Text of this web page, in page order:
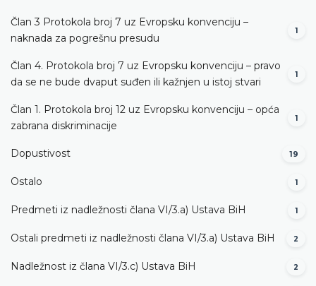
Član 3 Protokola broj 7 uz Evropsku konvenciju –
naknada za pogrešnu presudu
1
Član 4. Protokola broj 7 uz Evropsku konvenciju – pravo
da se ne bude dvaput suđen ili kažnjen u istoj stvari
1
Član 1. Protokola broj 12 uz Evropsku konvenciju – opća
zabrana diskriminacije
1
Dopustivost 19
Ostalo 1
Predmeti iz nadležnosti člana VI/3.а) Ustava BiH 1
Ostali predmeti iz nadležnosti člana VI/3.а) Ustava BiH 2
Nadležnost iz člana VI/3.c) Ustava BiH 2